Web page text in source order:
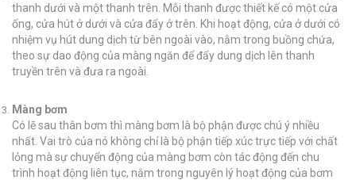
thanh dưới và một thanh trên. Mỗi thanh được thiết kế có một cửa
ống, cửa hút ở dưới và cửa đẩy ở trên. Khi hoạt động, cửa ở dưới có
nhiệm vụ hút dung dịch từ bên ngoài vào, nằm trong buồng chứa,
theo sự dao động của màng ngăn để đẩy dung dịch lên thanh
truyền trên và đưa ra ngoài.
Màng bơm
Có lẽ sau thân bơm thì màng bơm là bộ phận được chú ý nhiều
nhất. Vai trò của nó không chỉ là bộ phận tiếp xúc trực tiếp với chất
lỏng mà sự chuyển động của màng bơm còn tác động đến chu
trình hoạt động liên tục, nằm trong nguyên lý hoạt động của bơm